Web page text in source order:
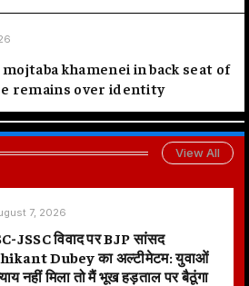
khamenei in back seat of
remains over identity
View All
7, 2026
JSSC विवाद पर BJP सांसद
Dubey का अल्टीमेटम: युवाओं
नहीं मिला तो मैं भूख हड़ताल पर बैठूंगा